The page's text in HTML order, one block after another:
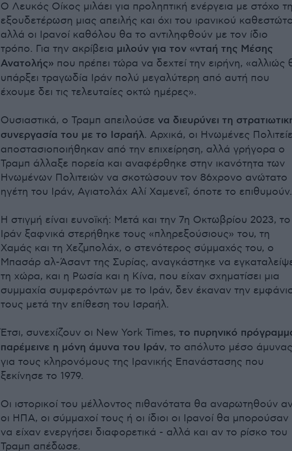
Ο Λευκός Οίκος μιλάει για προληπτική ενέργεια με στόχο
εξουδετέρωση μιας απειλής και όχι του ιρανικού
αλλά οι Ιρανοί καθόλου θα το αντιληφθούν με τον ίδιο
τρόπο. Για την ακρίβεια μιλούν για τον «νταή της Μέσης
Ανατολής» που πρέπει τώρα να δεχτεί την ειρήνη, «αλλιώς
υπάρξει τραγωδία Ιράν πολύ μεγαλύτερη από αυτή που
έχουμε δει τις τελευταίες οκτώ ημέρες».
Ουσιαστικά, ο Τραμπ απειλούσε να διευρύνει τη
συνεργασία του με το Ισραήλ. Αρχικά, οι Ηνωμένες
αποστασιοποιήθηκαν από την επιχείρηση, αλλά γρήγορα ο
Τραμπ άλλαξε πορεία και αναφέρθηκε στην ικανότητα των
Ηνωμένων Πολιτειών να σκοτώσουν τον 86χρονο ανώτατο
ηγέτη του Ιράν, Αγιατολάχ Αλί Χαμενεΐ, όποτε το επιθυμούν.
Η στιγμή είναι ευνοϊκή: Μετά και την 7η Οκτωβρίου 2023, το
Ιράν ξαφνικά στερήθηκε τους «πληρεξούσιους» του, τη
Χαμάς και τη Χεζμπολάχ, ο στενότερος σύμμαχός του, ο
Μπασάρ αλ-Άσαντ της Συρίας, αναγκάστηκε να
τη χώρα, και η Ρωσία και η Κίνα, που είχαν σχηματίσει μια
συμμαχία συμφερόντων με το Ιράν, δεν έκαναν την
τους μετά την επίθεση του Ισραήλ.
Έτσι, συνεχίζουν οι New York Times, το πυρηνικό
παρέμεινε η μόνη άμυνα του Ιράν, το απόλυτο μέσο άμυνας
για τους κληρονόμους της Ιρανικής Επανάστασης που
ξεκίνησε το 1979.
Οι ιστορικοί του μέλλοντος πιθανότατα θα αναρωτηθούν
οι ΗΠΑ, οι σύμμαχοί τους ή οι ίδιοι οι Ιρανοί θα μπορούσαν
να είχαν ενεργήσει διαφορετικά - αλλά και αν το ρίσκο του
Τραμπ απέδωσε.